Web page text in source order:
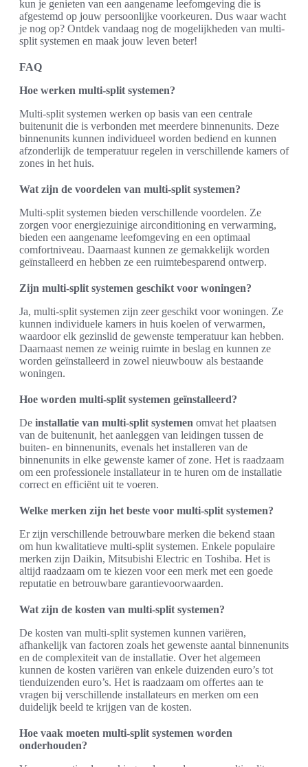
kun je genieten van een aangename leefomgeving die is
afgestemd op jouw persoonlijke voorkeuren. Dus waar wacht
je nog op? Ontdek vandaag nog de mogelijkheden van multi-
split systemen en maak jouw leven beter!
FAQ
Hoe werken multi-split systemen?
Multi-split systemen werken op basis van een centrale
buitenunit die is verbonden met meerdere binnenunits. Deze
binnenunits kunnen individueel worden bediend en kunnen
afzonderlijk de temperatuur regelen in verschillende kamers of
zones in het huis.
Wat zijn de voordelen van multi-split systemen?
Multi-split systemen bieden verschillende voordelen. Ze
zorgen voor energiezuinige airconditioning en verwarming,
bieden een aangename leefomgeving en een optimaal
comfortniveau. Daarnaast kunnen ze gemakkelijk worden
geïnstalleerd en hebben ze een ruimtebesparend ontwerp.
Zijn multi-split systemen geschikt voor woningen?
Ja, multi-split systemen zijn zeer geschikt voor woningen. Ze
kunnen individuele kamers in huis koelen of verwarmen,
waardoor elk gezinslid de gewenste temperatuur kan hebben.
Daarnaast nemen ze weinig ruimte in beslag en kunnen ze
worden geïnstalleerd in zowel nieuwbouw als bestaande
woningen.
Hoe worden multi-split systemen geïnstalleerd?
De installatie van multi-split systemen omvat het plaatsen
van de buitenunit, het aanleggen van leidingen tussen de
buiten- en binnenunits, evenals het installeren van de
binnenunits in elke gewenste kamer of zone. Het is raadzaam
om een professionele installateur in te huren om de installatie
correct en efficiënt uit te voeren.
Welke merken zijn het beste voor multi-split systemen?
Er zijn verschillende betrouwbare merken die bekend staan
om hun kwalitatieve multi-split systemen. Enkele populaire
merken zijn Daikin, Mitsubishi Electric en Toshiba. Het is
altijd raadzaam om te kiezen voor een merk met een goede
reputatie en betrouwbare garantievoorwaarden.
Wat zijn de kosten van multi-split systemen?
De kosten van multi-split systemen kunnen variëren,
afhankelijk van factoren zoals het gewenste aantal binnenunits
en de complexiteit van de installatie. Over het algemeen
kunnen de kosten variëren van enkele duizenden euro’s tot
tienduizenden euro’s. Het is raadzaam om offertes aan te
vragen bij verschillende installateurs en merken om een
duidelijk beeld te krijgen van de kosten.
Hoe vaak moeten multi-split systemen worden
onderhouden?